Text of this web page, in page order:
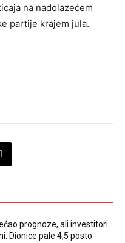
na nadolazećem
partije krajem jula.
prognoze, ali investitori
Dionice pale 4,5 posto